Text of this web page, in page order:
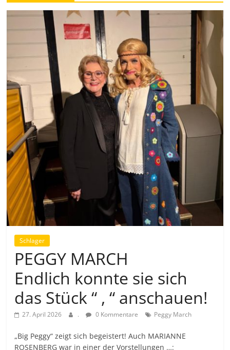
Schlager
PEGGY MARCH
Endlich konnte sie sich
das Stück “ , “ anschauen!
27. April 2026 . 0 Kommentare Peggy March
„Big Peggy“ zeigt sich begeistert! Auch MARIANNE
ROSENBERG war in einer der Vorstellungen …: